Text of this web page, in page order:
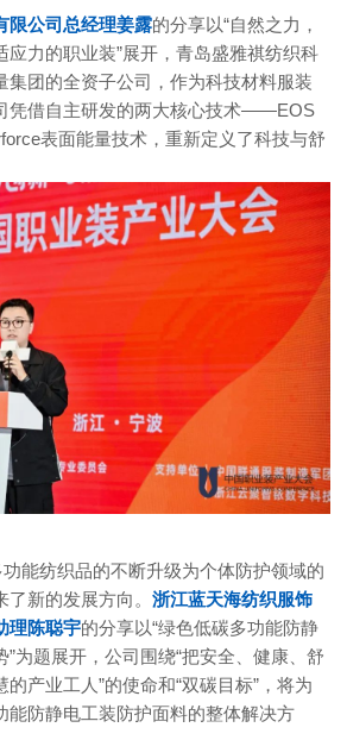
限公司总经理姜露的分享以“自然之力，
应力的职业装”展开，青岛盛雅祺纺织科
集团的全资子公司，作为科技材料服装
凭借自主研发的两大核心技术——EOS
表面能量技术，重新定义了科技与舒
功能纺织品的不断升级为个体防护领域的
了新的发展方向。浙江蓝天海纺织服饰
理陈聪宇的分享以“绿色低碳多功能防静
为题展开，公司围绕“把安全、健康、舒
产业工人”的使命和“双碳目标”，将为
能防静电工装防护面料的整体解决方